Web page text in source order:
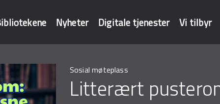
Nyheter Digitale tjenester Vi tilbyr
Sosial møteplass
Litterært